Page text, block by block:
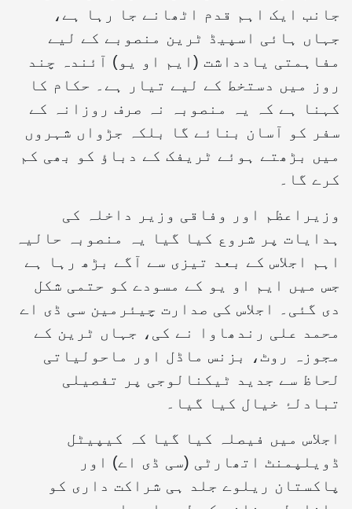
جانب ایک اہم قدم اٹھانے جا رہا ہے،
جہاں ہائی اسپیڈ ٹرین منصوبے کے لیے
مفاہمتی یادداشت (ایم او یو) آئندہ چند
روز میں دستخط کے لیے تیار ہے۔ حکام کا
کہنا ہے کہ یہ منصوبہ نہ صرف روزانہ کے
سفر کو آسان بنائے گا بلکہ جڑواں شہروں
میں بڑھتے ہوئے ٹریفک کے دباؤ کو بھی کم
کرے گا۔
وزیراعظم اور وفاقی وزیر داخلہ کی
ہدایات پر شروع کیا گیا یہ منصوبہ حالیہ
اہم اجلاس کے بعد تیزی سے آگے بڑھ رہا ہے
جس میں ایم او یو کے مسودے کو حتمی شکل
دی گئی۔ اجلاس کی صدارت چیئرمین سی ڈی اے
محمد علی رندھاوا نے کی، جہاں ٹرین کے
مجوزہ روٹ، بزنس ماڈل اور ماحولیاتی
لحاظ سے جدید ٹیکنالوجی پر تفصیلی
تبادلۂ خیال کیا گیا۔
اجلاس میں فیصلہ کیا گیا کہ کیپیٹل
ڈویلپمنٹ اتھارٹی (سی ڈی اے) اور
پاکستان ریلوے جلد ہی شراکت داری کو